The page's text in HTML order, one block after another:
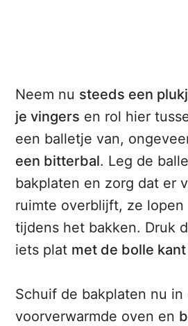
Neem nu steeds een
je vingers en rol hier
een balletje van,
een bitterbal. Leg de
bakplaten en zorg dat er
ruimte overblijft, ze
tijdens het bakken. Druk
iets plat met de bolle
Schuif de bakplaten nu in
voorverwarmde oven en